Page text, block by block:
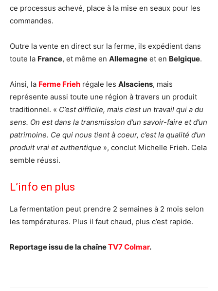
ce processus achevé, place à la mise en seaux pour les
commandes.
Outre la vente en direct sur la ferme, ils expédient dans
toute la France, et même en Allemagne et en Belgique.
Ainsi, la Ferme Frieh régale les Alsaciens, mais
représente aussi toute une région à travers un produit
traditionnel. « C’est difficile, mais c’est un travail qui a du
sens. On est dans la transmission d’un savoir-faire et d’un
patrimoine. Ce qui nous tient à coeur, c’est la qualité d’un
produit vrai et authentique », conclut Michelle Frieh. Cela
semble réussi.
L’info en plus
La fermentation peut prendre 2 semaines à 2 mois selon
les températures. Plus il faut chaud, plus c’est rapide.
Reportage issu de la chaîneTV7 Colmar.